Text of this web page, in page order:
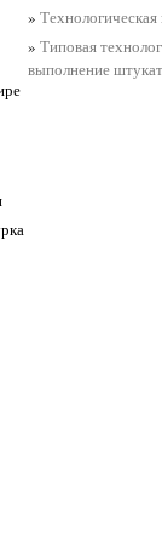
»
» Типовая
выполнение